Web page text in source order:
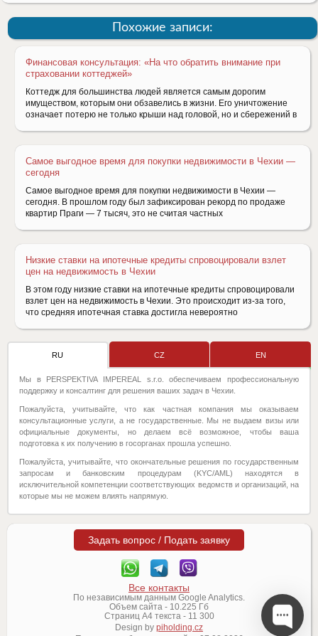
Похожие записи:
Финансовая консультация: «На что обратить внимание при
страховании коттеджей»
Коттедж для большинства людей является самым дорогим
имуществом, которым они обзавелись в жизни. Его уничтожение
означает потерю не только крыши над головой, но и сбережений в
Самое выгодное время для покупки недвижимости в Чехии —
сегодня
Самое выгодное время для покупки недвижимости в Чехии —
сегодня. В прошлом году был зафиксирован рекорд по продаже
квартир Праги — 7 тысяч, это не считая частных
Низкие ставки на ипотечные кредиты спровоцировали взлет
цен на недвижимость в Чехии
В этом году низкие ставки на ипотечные кредиты спровоцировали
взлет цен на недвижимость в Чехии. Это происходит из-за того,
что средняя ипотечная ставка достигла невероятно
RU CZ EN
Мы в PERSPEKTIVA IMPEREAL s.r.o. обеспечиваем профессиональную
поддержку и консалтинг для решения ваших задач в Чехии.
Пожалуйста, учитывайте, что как частная компания мы оказываем
консультационные услуги, а не государственные. Мы не выдаем визы или
официальные документы, но делаем всё возможное, чтобы ваша
подготовка к их получению в госорганах прошла успешно.
Пожалуйста, учитывайте, что окончательные решения по государственным
запросам и банковским процедурам (KYC/AML) находятся в
исключительной компетенции соответствующих ведомств и организаций, на
которые мы не можем влиять напрямую.
Задать вопрос / Подать заявку
Все контакты
По независимым данным Google Analytics.
Объем сайта - 10.225 Гб
Страниц А4 текста - 11 300
Design by piholding.cz